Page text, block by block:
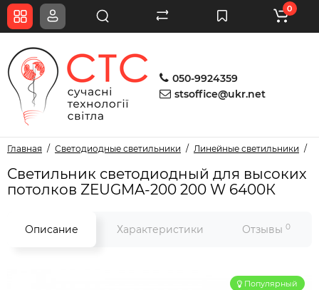
050-9924359
stsoffice@ukr.net
0
Главная Светодиодные светильники Линейные светильники
Светильник светодиодный для высоких
потолков ZEUGMA-200 200 W 6400К
Описание Характеристики Отзывы 0
Популярный